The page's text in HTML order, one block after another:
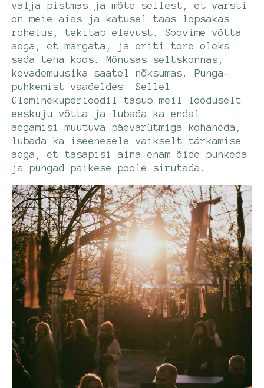
välja pistmas ja mõte sellest, et varsti
on meie aias ja katusel taas lopsakas
rohelus, tekitab elevust. Soovime võtta
aega, et märgata, ja eriti tore oleks
seda teha koos. Mõnusas seltskonnas,
kevademuusika saatel nõksumas. Punga-
puhkemist vaadeldes. Sellel
üleminekuperioodil tasub meil looduselt
eeskuju võtta ja lubada ka endal
aegamisi muutuva päevarütmiga kohaneda,
lubada ka iseenesele vaikselt tärkamise
aega, et tasapisi aina enam õide puhkeda
ja pungad päikese poole sirutada.